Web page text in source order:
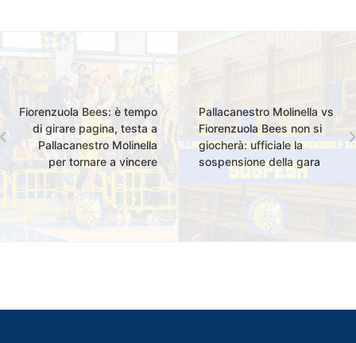
Fiorenzuola Bees: è tempo
di girare pagina, testa a
Pallacanestro Molinella
per tornare a vincere
Pallacanestro Molinella vs
Fiorenzuola Bees non si
giocherà: ufficiale la
sospensione della gara